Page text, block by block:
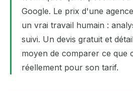
Google. Le prix d'une
un vrai travail humain :
suivi. Un devis gratuit et
moyen de comparer ce que
réellement pour son tarif.